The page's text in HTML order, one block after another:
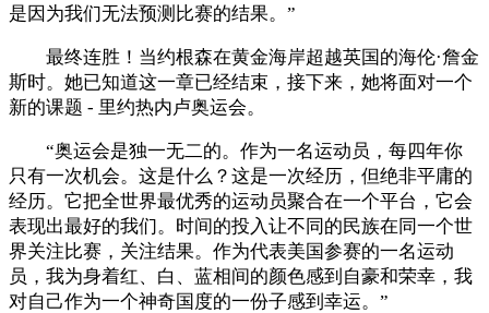
是因为我们无法预测比赛的结果。”
最终连胜！当约根森在黄金海岸超越英国的海伦·詹金
斯时。她已知道这一章已经结束，接下来，她将面对一个
新的课题 - 里约热内卢奥运会。
“奥运会是独一无二的。作为一名运动员，每四年你
只有一次机会。这是什么？这是一次经历，但绝非平庸的
经历。它把全世界最优秀的运动员聚合在一个平台，它会
表现出最好的我们。时间的投入让不同的民族在同一个世
界关注比赛，关注结果。作为代表美国参赛的一名运动
员，我为身着红、白、蓝相间的颜色感到自豪和荣幸，我
对自己作为一个神奇国度的一份子感到幸运。”